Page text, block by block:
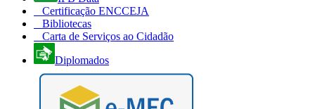
Certificação ENCCEJA
Bibliotecas
Carta de Serviços ao Cidadão
Diplomados